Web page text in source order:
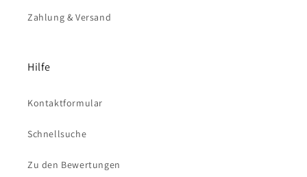
Zahlung & Versand
Hilfe
Kontaktformular
Schnellsuche
Zu den Bewertungen